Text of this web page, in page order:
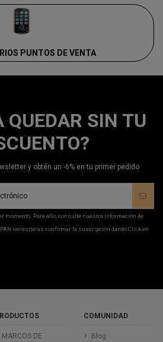
PUNTOS DE VENTA
QUEDAR SIN TU
y obtén un -6% en tu primer pedido
momento. Para ello, consulte nuestra información de
necesitaras confirmar la suscripción dando Click en
MARCOS DE
COMUNIDAD
Blog